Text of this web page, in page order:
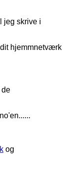
jeg skrive i
hjemmnetværk
de
og